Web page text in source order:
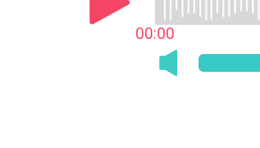
00:00